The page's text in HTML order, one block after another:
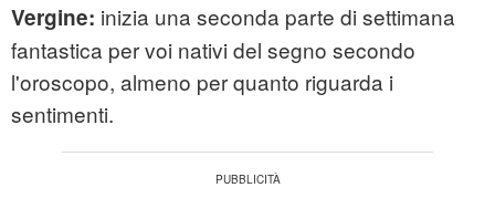
Vergine: inizia una seconda parte di settimana
fantastica per voi nativi del segno secondo
l'oroscopo, almeno per quanto riguarda i
sentimenti.